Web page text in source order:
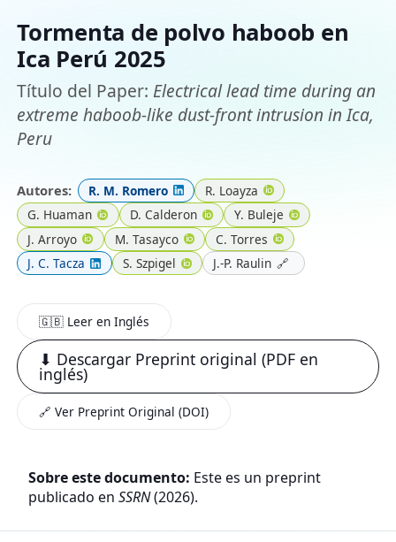
Tormenta de polvo haboob en
Ica Perú 2025
Título del Paper: Electrical lead time during an
extreme haboob-like dust-front intrusion in Ica,
Peru
Autores: R. M. Romero
R. Loayza
G. Huaman
D. Calderon
Y. Buleje
J. Arroyo
M. Tasayco
C. Torres
J. C. Tacza
S. Szpigel J.-P. Raulin 🔗
🇬🇧 Leer en Inglés
⬇ Descargar Preprint original (PDF en
inglés)
🔗 Ver Preprint Original (DOI)
Sobre este documento: Este es un preprint
publicado en SSRN(2026).